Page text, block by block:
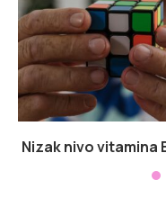
Nizak nivo vitamina